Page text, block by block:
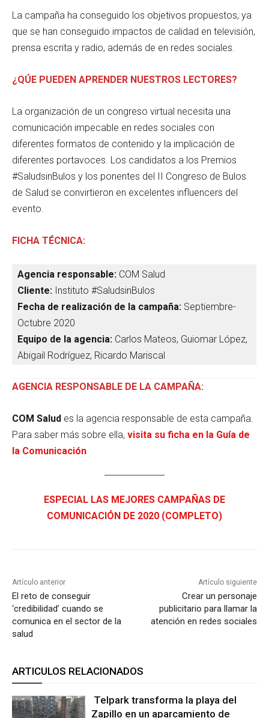
La campaña ha conseguido los objetivos propuestos, ya
que se han conseguido impactos de calidad en televisión,
prensa escrita y radio, además de en redes sociales.
¿QÚE PUEDEN APRENDER NUESTROS LECTORES?
La organización de un congreso virtual necesita una
comunicación impecable en redes sociales con
diferentes formatos de contenido y la implicación de
diferentes portavoces. Los candidatos a los Premios
#SaludsinBulos y los ponentes del II Congreso de Bulos
de Salud se convirtieron en excelentes influencers del
evento.
FICHA TÉCNICA:
Agencia responsable: COM Salud
Cliente: Instituto #SaludsinBulos
Fecha de realización de la campaña: Septiembre-
Octubre 2020
Equipo de la agencia: Carlos Mateos, Guiomar López,
Abigail Rodríguez, Ricardo Mariscal
AGENCIA RESPONSABLE DE LA CAMPAÑA:
COM Salud es la agencia responsable de esta campaña.
Para saber más sobre ella, visita su ficha en la Guía de
la Comunicación
ESPECIAL LAS MEJORES CAMPAÑAS DE
COMUNICACIÓN DE 2020 (COMPLETO)
Artículo anterior
El reto de conseguir
‘credibilidad’ cuando se
comunica en el sector de la
salud
Artículo siguiente
Crear un personaje
publicitario para llamar la
atención en redes sociales
ARTICULOS RELACIONADOS
Telpark transforma la playa del
Zapillo en un aparcamiento de